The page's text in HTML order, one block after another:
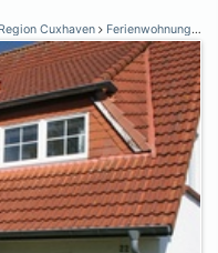
Cuxhaven Ferienwohnung Dorum-Neufeld